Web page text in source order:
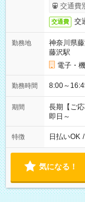
交通費
交通費 交
勤務地
神奈川県
藤沢駅
電子・
勤務時間
期間
長期【ご
即日～
特徴 日払いOK /
気になる！